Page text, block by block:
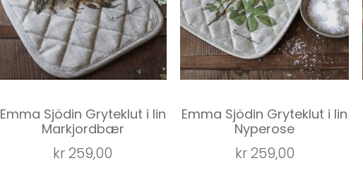
Emma Sjödin Gryteklut i lin
Markjordbær
kr259,00
Emma Sjödin Gryteklut i lin
Nyperose
kr259,00